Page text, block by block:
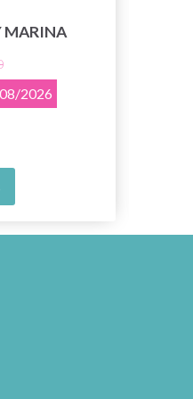
MARINA
2026